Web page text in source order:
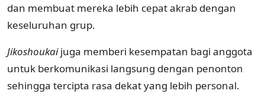
dan membuat mereka lebih cepat akrab dengan
keseluruhan grup.
Jikoshoukaijuga memberi kesempatan bagi anggota
untuk berkomunikasi langsung dengan penonton
sehingga tercipta rasa dekat yang lebih personal.